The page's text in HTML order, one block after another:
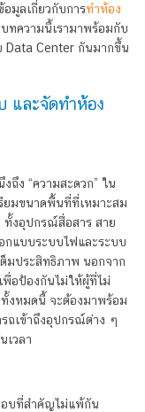
มูลเกี่ยวกับการทำห้อง
ทความนี้เรามาพร้อมกับ
Data Center กันมากขึ้น
และจัดทำห้อง
ถึง “ความสะดวก” ใน
ยมขนาดพื้นที่ที่เหมาะสม
ทั้งอุปกรณ์สื่อสาร สาย
แบบระบบไฟและระบบ
มประสิทธิภาพ นอกจาก
อป้องกันไม่ให้ผู้ที่ไม่
ทั้งหมดนี้ จะต้องมาพร้อม
ถเข้าถึงอุปกรณ์ต่าง ๆ
เวลา
อบที่สำคัญไม่แพ้กัน